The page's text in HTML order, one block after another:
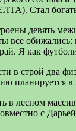
Стал
девять
все
Я как
в строй два
планируется в
в лесном
с